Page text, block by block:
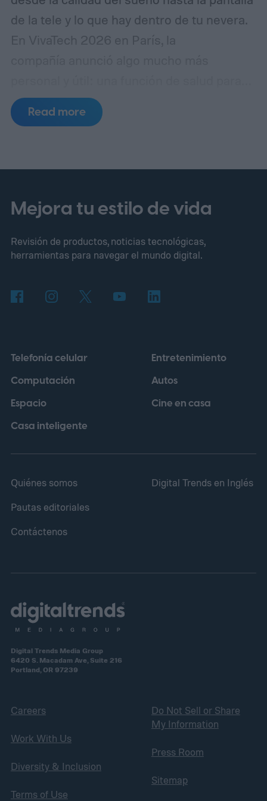
de la tele y lo que hay dentro de tu nevera.
En VivaTech 2026 en París, la
mascotas que utiliza IA para detectar
posibles problemas de salud antes de que
Read more
Mejora tu estilo de vida
Revisión de productos, noticias tecnológicas,
herramientas para navegar el mundo digital.
Telefonía celular
Computación
Espacio
Casa inteligente
Entretenimiento
Autos
Cine en casa
Quiénes somos
Pautas editoriales
Contáctenos
Digital Trends en Inglés
Digital Trends Media Group
6420 S. Macadam Ave, Suite 216
Portland, OR 97239
Careers
Work With Us
Diversity & Inclusion
Terms of Use
Do Not Sell or Share
My Information
Press Room
Sitemap